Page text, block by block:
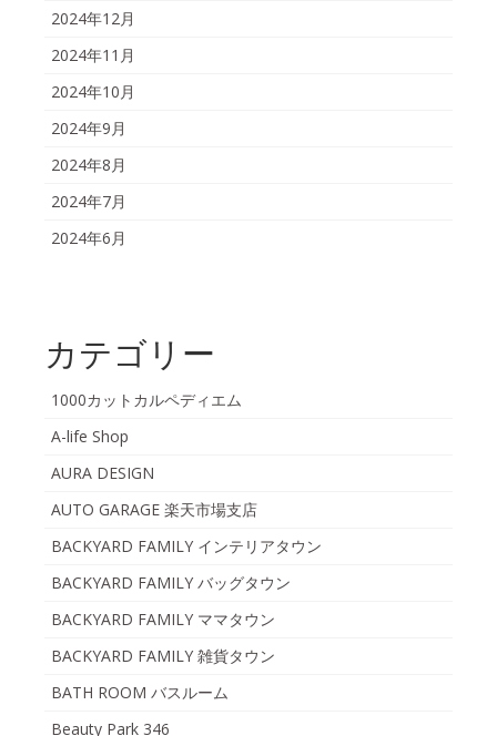
2024年12月
2024年11月
2024年10月
2024年9月
2024年8月
2024年7月
2024年6月
カテゴリー
1000カットカルペディエム
A-life Shop
AURA DESIGN
AUTO GARAGE 楽天市場支店
BACKYARD FAMILY インテリアタウン
BACKYARD FAMILY バッグタウン
BACKYARD FAMILY ママタウン
BACKYARD FAMILY 雑貨タウン
BATH ROOM バスルーム
Beauty Park 346